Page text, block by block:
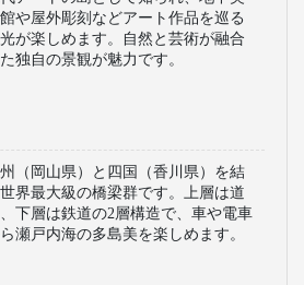
や屋外彫刻などアート作品を巡る
が楽しめます。自然と芸術が融合
独自の景観が魅力です。
（岡山県）と四国（香川県）を結
界最大級の橋梁群です。上層は道
下層は鉄道の2層構造で、車や電車
瀬戸内海の多島美を楽しめます。